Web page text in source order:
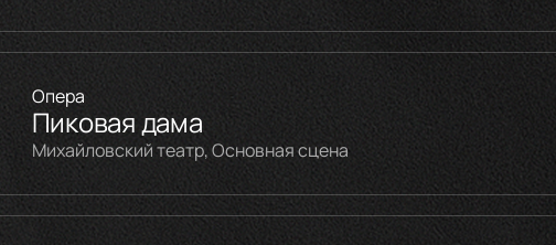
Опера
Пиковая дама
Михайловский театр, Основная сцена